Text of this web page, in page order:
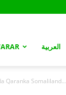
العربية
Qaranka Somaliland...